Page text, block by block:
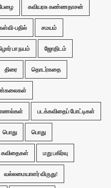
கவியரசு கண்ணதாசன்
பதில் சமயம்
பா நயம் ஜோதிடம்
திரை தொடர்கதை
படக்கவிதைப் போட்டிகள்
பொது பொது
கவிதைகள் மறு பகிர்வு
வல்லமையாளர் விருது!